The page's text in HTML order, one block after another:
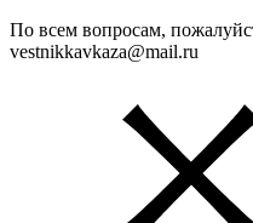
По всем вопросам,
vestnikkavkaza@mail.ru